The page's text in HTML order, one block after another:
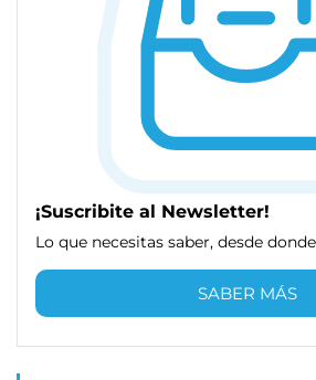
¡Suscribite al Newsletter!
Lo que necesitas saber, desde
SABER MÁS